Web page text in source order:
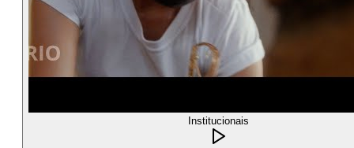
Institucionais